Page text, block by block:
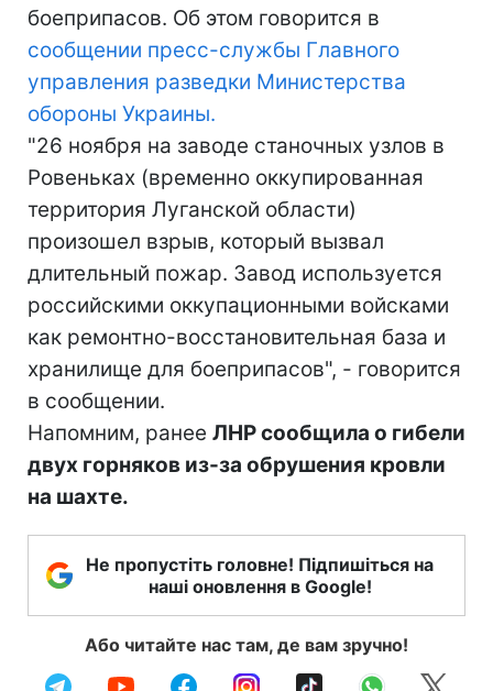
боеприпасов. Об этом говорится в
сообщении пресс-службы Главного
управления разведки Министерства
обороны Украины.
"26 ноября на заводе станочных узлов в
Ровеньках (временно оккупированная
территория Луганской области)
произошел взрыв, который вызвал
длительный пожар. Завод используется
российскими оккупационными войсками
как ремонтно-восстановительная база и
хранилище для боеприпасов", - говорится
в сообщении.
Напомним, ранее ЛНР сообщила о гибели
двух горняков из-за обрушения кровли
на шахте.
Не пропустіть головне! Підпишіться на
наші оновлення в Google!
Або читайте нас там, де вам зручно!